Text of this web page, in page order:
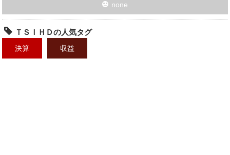
none
ＴＳＩＨＤの人気タグ
決算 収益